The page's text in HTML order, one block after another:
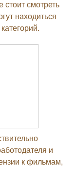
стоит смотреть
находиться
и
к фильмам,